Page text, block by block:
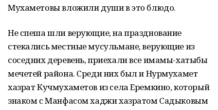
Мухаметовы вложили души в это блюдо.
Не спеша шли верующие, на празднование
стекались местные мусульмане, верующие из
соседних деревень, приехали все имамы-хатыбы
мечетей района. Среди них был и Нурмухамет
хазрат Кучмухаметов из села Еремкино, который
знаком с Манфасом хаджи хазратом Садыковым